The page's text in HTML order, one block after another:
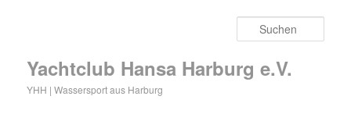
Yachtclub Hansa Harburg e.V.
YHH | Wassersport aus Harburg